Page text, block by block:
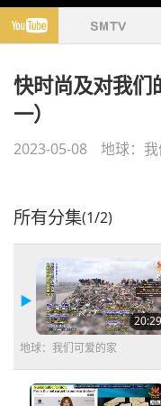
快时尚及对我们
一）
2023-05-08 地球：
所有分集(1/2)
20:29
地球：我们可爱的家